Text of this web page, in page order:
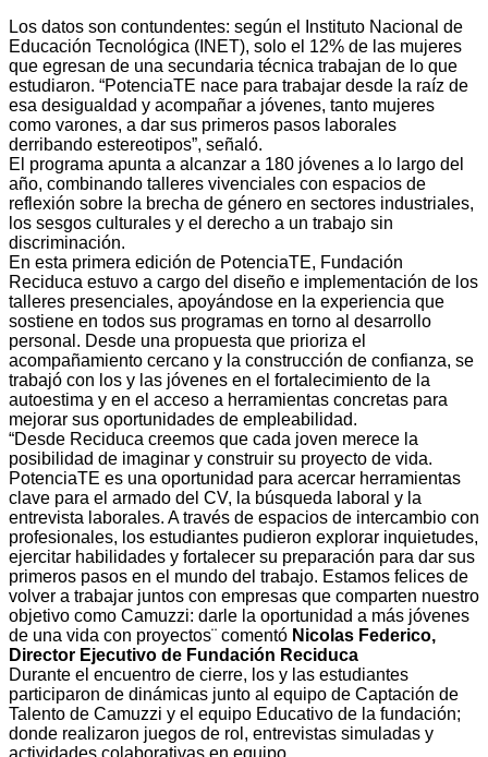
Los datos son contundentes: según el Instituto Nacional de
Educación Tecnológica (INET), solo el 12% de las mujeres
que egresan de una secundaria técnica trabajan de lo que
estudiaron. “PotenciaTE nace para trabajar desde la raíz de
esa desigualdad y acompañar a jóvenes, tanto mujeres
como varones, a dar sus primeros pasos laborales
derribando estereotipos”, señaló.
El programa apunta a alcanzar a 180 jóvenes a lo largo del
año, combinando talleres vivenciales con espacios de
reflexión sobre la brecha de género en sectores industriales,
los sesgos culturales y el derecho a un trabajo sin
discriminación.
En esta primera edición de PotenciaTE, Fundación
Reciduca estuvo a cargo del diseño e implementación de los
talleres presenciales, apoyándose en la experiencia que
sostiene en todos sus programas en torno al desarrollo
personal. Desde una propuesta que prioriza el
acompañamiento cercano y la construcción de confianza, se
trabajó con los y las jóvenes en el fortalecimiento de la
autoestima y en el acceso a herramientas concretas para
mejorar sus oportunidades de empleabilidad.
“Desde Reciduca creemos que cada joven merece la
posibilidad de imaginar y construir su proyecto de vida.
PotenciaTE es una oportunidad para acercar herramientas
clave para el armado del CV, la búsqueda laboral y la
entrevista laborales. A través de espacios de intercambio con
profesionales, los estudiantes pudieron explorar inquietudes,
ejercitar habilidades y fortalecer su preparación para dar sus
primeros pasos en el mundo del trabajo. Estamos felices de
volver a trabajar juntos con empresas que comparten nuestro
objetivo como Camuzzi: darle la oportunidad a más jóvenes
de una vida con proyectos¨ comentó Nicolas Federico,
Director Ejecutivo de Fundación Reciduca
Durante el encuentro de cierre, los y las estudiantes
participaron de dinámicas junto al equipo de Captación de
Talento de Camuzzi y el equipo Educativo de la fundación;
donde realizaron juegos de rol, entrevistas simuladas y
actividades colaborativas en equipo.